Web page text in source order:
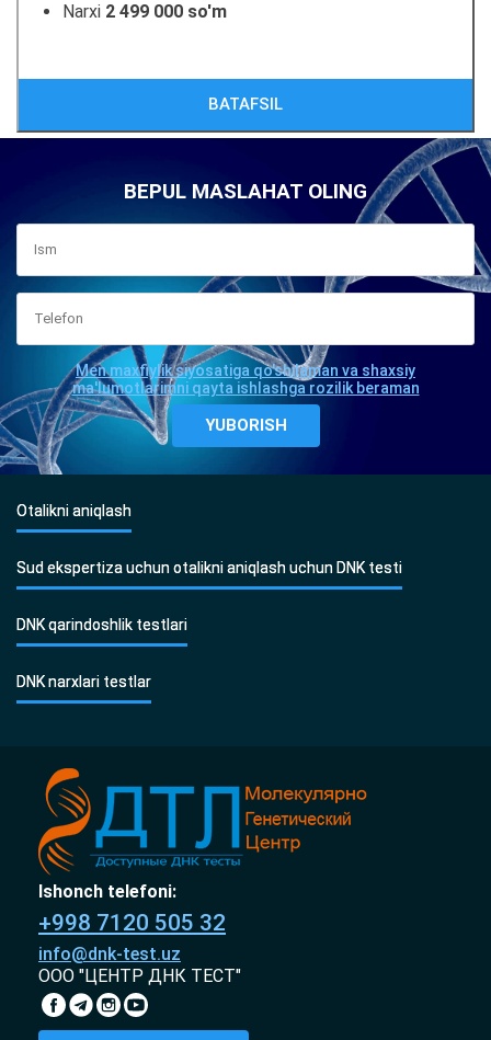
Narxi 2 499 000 so'm
BATAFSIL
BEPUL MASLAHAT OLING
Men maxfiylik siyosatiga qo'shilaman va shaxsiy
ma'lumotlarimni qayta ishlashga rozilik beraman
Otalikni aniqlash
Sud ekspertiza uchun otalikni aniqlash uchun DNK testi
DNK qarindoshlik testlari
DNK narxlari testlar
Ishonch telefoni:
+998 7120 505 32
info@dnk-test.uz
ООО "ЦЕНТР ДНК ТЕСТ"